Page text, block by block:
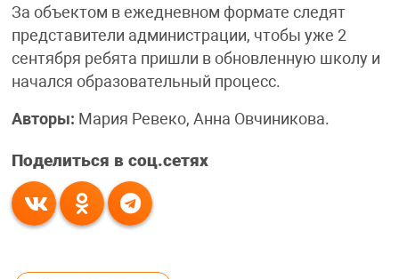
За объектом в ежедневном формате следят
представители администрации, чтобы уже 2
сентября ребята пришли в обновленную школу и
начался образовательный процесс.
Авторы: Мария Ревеко, Анна Овчиникова.
Поделиться в соц.сетях